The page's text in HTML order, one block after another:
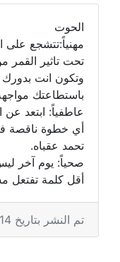
الحوت
مهنياً:تتشجع على
تحت تاثير
وتكون انت
باستطاعتك
عاطفياً: ابتعد عن
أي خطوة ناقصة
تحمد عقباه.
صحياً: يوم آخر
أقل كلمة تفتعل
تم النشر بتاريخ 14 ديسمبر، 2018